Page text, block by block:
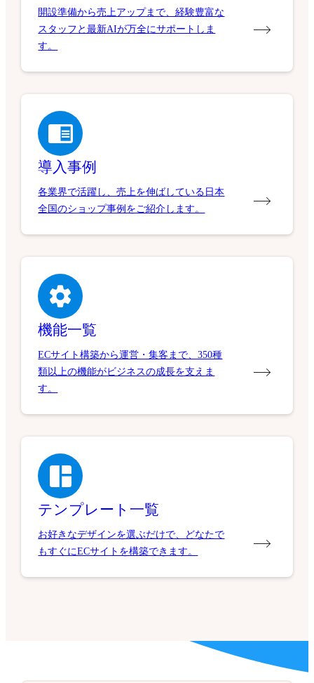
開設準備から売上アップまで、経験豊富な
スタッフと最新AIが万全にサポートしま
す。
導入事例
各業界で活躍し、売上を伸ばしている日本
全国のショップ事例をご紹介します。
機能一覧
ECサイト構築から運営・集客まで、350種
類以上の機能がビジネスの成長を支えま
す。
テンプレート一覧
お好きなデザインを選ぶだけで、どなたで
もすぐにECサイトを構築できます。